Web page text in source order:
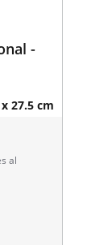
-
27.5 cm
al